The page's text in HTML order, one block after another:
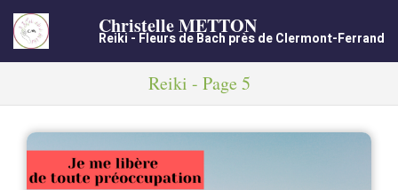
Christelle METTON
Reiki - Fleurs de Bach près de Clermont-Ferrand
Reiki - Page 5